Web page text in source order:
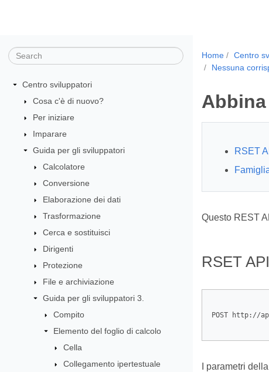
Centro sviluppatori
Cosa c'è di nuovo?
Per iniziare
Imparare
Guida per gli sviluppatori
Calcolatore
Conversione
Elaborazione dei dati
Trasformazione
Cerca e sostituisci
Dirigenti
Protezione
File e archiviazione
Guida per gli sviluppatori 3.
Compito
Elemento del foglio di calcolo
Cella
Collegamento ipertestuale
Home Centro
Nessuna
RSET
Questo REST
RSET API
POST http://
I parametri